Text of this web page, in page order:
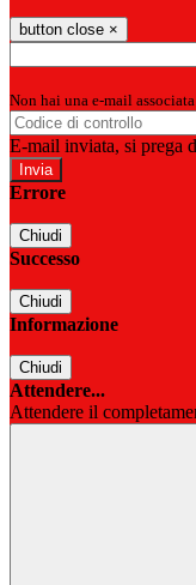
button close ×
Non hai una e-mail
E-mail inviata, si prega
Errore
Chiudi
Successo
Chiudi
Informazione
Chiudi
Attendere...
Attendere il